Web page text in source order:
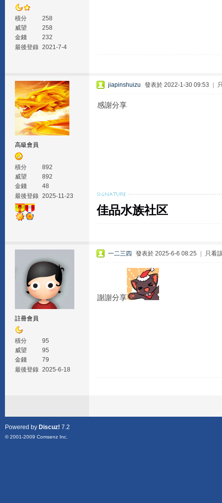
積分
258
威望
258
金錢
232
最後登錄 2021-7-4
高級會員
積分
892
威望
892
金錢
48
最後登錄 2025-11-23
jiapinshuizu 發表於 2022-1-30 09:53
感謝分享
佳品水族社区
註冊會員
積分
95
威望
95
金錢
79
最後登錄 2025-6-18
一二三四 發表於 2025-6-6 08:25 只看
謝謝分享
Powered by Discuz! 7.2
© 2001-2009 Comsenz Inc.